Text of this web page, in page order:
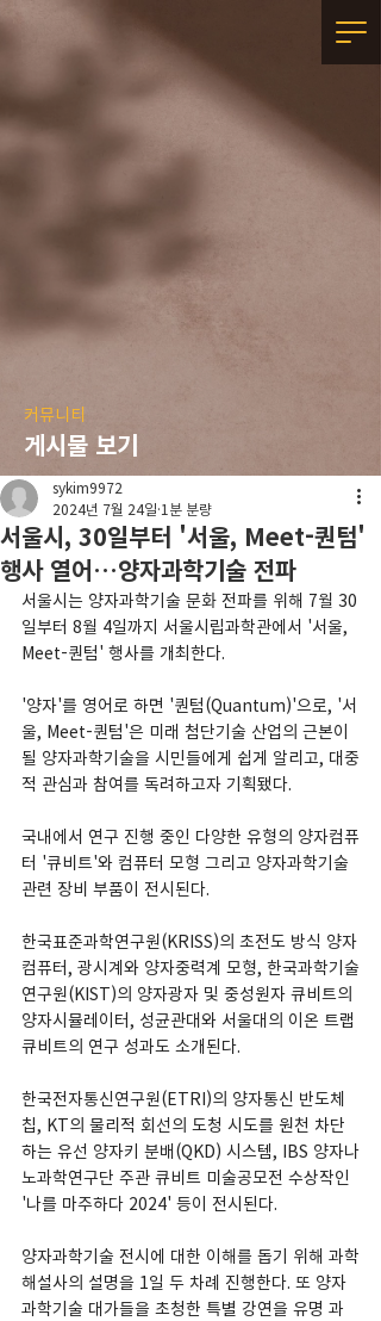
커뮤니티
게시물 보기
서울시, 30일부터 '서울, Meet-퀀텀'
행사 열어…양자과학기술 전파
sykim9972
2024년 7월 24일 1분 분량
서울시는 양자과학기술 문화 전파를 위해 7월 30
일부터 8월 4일까지 서울시립과학관에서 '서울,
Meet-퀀텀' 행사를 개최한다.
'양자'를 영어로 하면 '퀀텀(Quantum)'으로, '서
울, Meet-퀀텀'은 미래 첨단기술 산업의 근본이
될 양자과학기술을 시민들에게 쉽게 알리고, 대중
적 관심과 참여를 독려하고자 기획됐다.
국내에서 연구 진행 중인 다양한 유형의 양자컴퓨
터 '큐비트'와 컴퓨터 모형 그리고 양자과학기술
관련 장비 부품이 전시된다.
한국표준과학연구원(KRISS)의 초전도 방식 양자
컴퓨터, 광시계와 양자중력계 모형, 한국과학기술
연구원(KIST)의 양자광자 및 중성원자 큐비트의
양자시뮬레이터, 성균관대와 서울대의 이온 트랩
큐비트의 연구 성과도 소개된다.
한국전자통신연구원(ETRI)의 양자통신 반도체
칩, KT의 물리적 회선의 도청 시도를 원천 차단
하는 유선 양자키 분배(QKD) 시스템, IBS 양자나
노과학연구단 주관 큐비트 미술공모전 수상작인
'나를 마주하다 2024' 등이 전시된다.
양자과학기술 전시에 대한 이해를 돕기 위해 과학
해설사의 설명을 1일 두 차례 진행한다. 또 양자
과학기술 대가들을 초청한 특별 강연을 유명 과